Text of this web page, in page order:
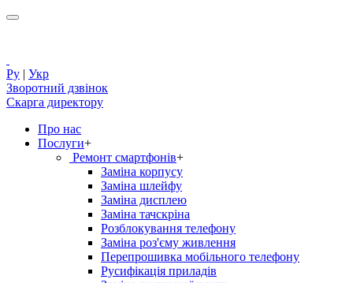
Ру | Укр
Зворотний дзвінок
Скарга директору
Про нас
Послуги+
Ремонт смартфонів+
Заміна корпусу
Заміна шлейфу
Заміна дисплею
Заміна тачскріна
Розблокування телефону
Заміна роз'єму живлення
Перепрошивка мобільного телефону
Русифікація приладів